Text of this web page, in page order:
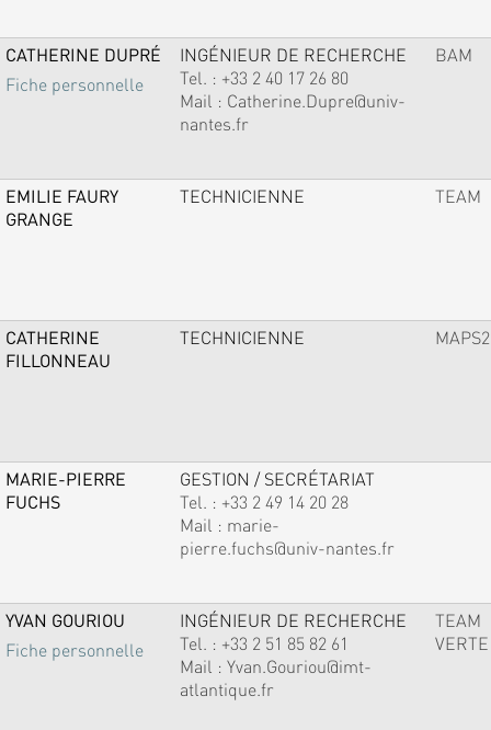
CATHERINE DUPRÉ
Fiche personnelle
INGÉNIEUR DE RECHERCHE
Tel. : +33 2 40 17 26 80
Mail : Catherine.Dupre@univ-
nantes.fr
BAM
EMILIE FAURY
GRANGE
TECHNICIENNE TEAM
CATHERINE
FILLONNEAU
TECHNICIENNE MAPS2
MARIE-PIERRE
FUCHS
GESTION / SECRÉTARIAT
Tel. : +33 2 49 14 20 28
Mail : marie-
pierre.fuchs@univ-nantes.fr
YVAN GOURIOU
Fiche personnelle
INGÉNIEUR DE RECHERCHE
Tel. : +33 2 51 85 82 61
Mail : Yvan.Gouriou@imt-
atlantique.fr
TEAM
VERTE